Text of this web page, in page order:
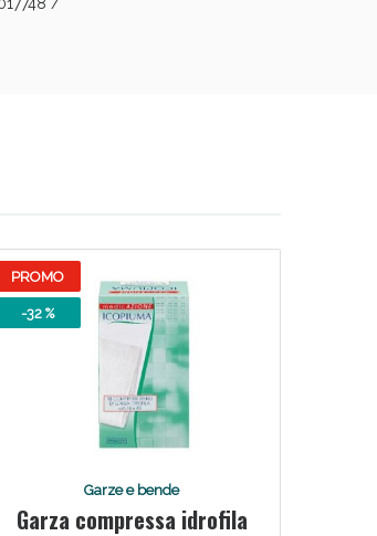
PROMO
-32 %
Garze e bende
Garza compressa idrofila